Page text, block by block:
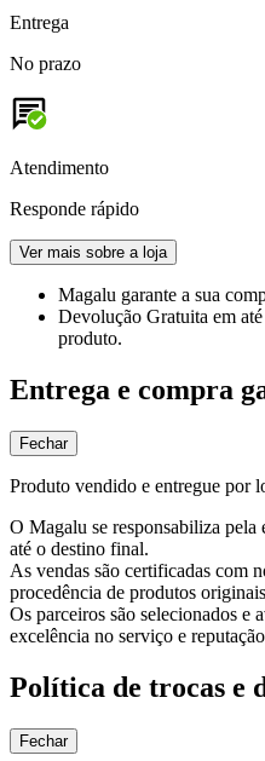
Entrega
No prazo
Atendimento
Responde rápido
Ver mais sobre a loja
Magalu garante a sua
Devolução Gratuita em
produto.
Entrega e compra
Fechar
Produto vendido e entregue por
O Magalu se responsabiliza pela
até o destino final.
As vendas são certificadas com
procedência de produtos
Os parceiros são selecionados e
excelência no serviço e
Política de trocas e
Fechar